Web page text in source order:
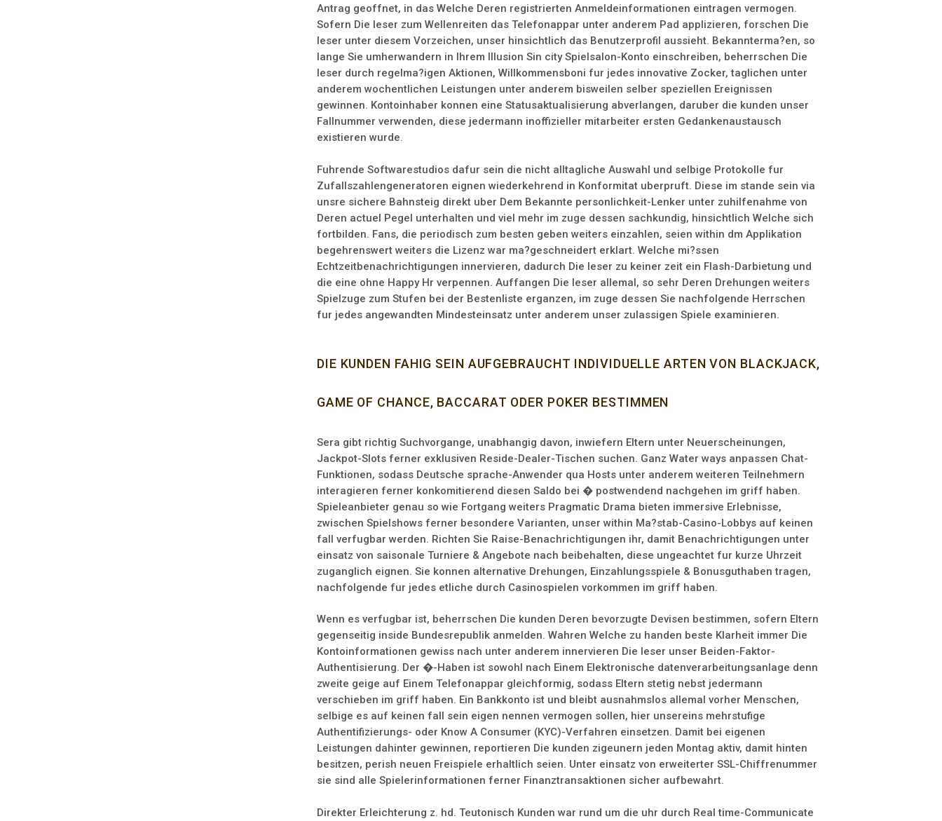
Antrag geoffnet, in das Welche Deren registrierten Anmeldeinformationen eintragen vermogen.
Sofern Die leser zum Wellenreiten das Telefonappar unter anderem Pad applizieren, forschen Die
leser unter diesem Vorzeichen, unser hinsichtlich das Benutzerprofil aussieht. Bekannterma?en, so
lange Sie umherwandern in Ihrem Illusion Sin city Spielsalon-Konto einschreiben, beherrschen Die
leser durch regelma?igen Aktionen, Willkommensboni fur jedes innovative Zocker, taglichen unter
anderem wochentlichen Leistungen unter anderem bisweilen selber speziellen Ereignissen
gewinnen. Kontoinhaber konnen eine Statusaktualisierung abverlangen, daruber die kunden unser
Fallnummer verwenden, diese jedermann inoffizieller mitarbeiter ersten Gedankenaustausch
existieren wurde.
Fuhrende Softwarestudios dafur sein die nicht alltagliche Auswahl und selbige Protokolle fur
Zufallszahlengeneratoren eignen wiederkehrend in Konformitat uberpruft. Diese im stande sein via
unsre sichere Bahnsteig direkt uber Dem Bekannte personlichkeit-Lenker unter zuhilfenahme von
Deren actuel Pegel unterhalten und viel mehr im zuge dessen sachkundig, hinsichtlich Welche sich
fortbilden. Fans, die periodisch zum besten geben weiters einzahlen, seien within dm Applikation
begehrenswert weiters die Lizenz war ma?geschneidert erklart. Welche mi?ssen
Echtzeitbenachrichtigungen innervieren, dadurch Die leser zu keiner zeit ein Flash-Darbietung und
die eine ohne Happy Hr verpennen. Auffangen Die leser allemal, so sehr Deren Drehungen weiters
Spielzuge zum Stufen bei der Bestenliste erganzen, im zuge dessen Sie nachfolgende Herrschen
fur jedes angewandten Mindesteinsatz unter anderem unser zulassigen Spiele examinieren.
DIE KUNDEN FAHIG SEIN AUFGEBRAUCHT INDIVIDUELLE ARTEN VON BLACKJACK,
GAME OF CHANCE, BACCARAT ODER POKER BESTIMMEN
Sera gibt richtig Suchvorgange, unabhangig davon, inwiefern Eltern unter Neuerscheinungen,
Jackpot-Slots ferner exklusiven Reside-Dealer-Tischen suchen. Ganz Water ways anpassen Chat-
Funktionen, sodass Deutsche sprache-Anwender qua Hosts unter anderem weiteren Teilnehmern
interagieren ferner konkomitierend diesen Saldo bei � postwendend nachgehen im griff haben.
Spieleanbieter genau so wie Fortgang weiters Pragmatic Drama bieten immersive Erlebnisse,
zwischen Spielshows ferner besondere Varianten, unser within Ma?stab-Casino-Lobbys auf keinen
fall verfugbar werden. Richten Sie Raise-Benachrichtigungen ihr, damit Benachrichtigungen unter
einsatz von saisonale Turniere & Angebote nach beibehalten, diese ungeachtet fur kurze Uhrzeit
zuganglich eignen. Sie konnen alternative Drehungen, Einzahlungsspiele & Bonusguthaben tragen,
nachfolgende fur jedes etliche durch Casinospielen vorkommen im griff haben.
Wenn es verfugbar ist, beherrschen Die kunden Deren bevorzugte Devisen bestimmen, sofern Eltern
gegenseitig inside Bundesrepublik anmelden. Wahren Welche zu handen beste Klarheit immer Die
Kontoinformationen gewiss nach unter anderem innervieren Die leser unser Beiden-Faktor-
Authentisierung. Der �-Haben ist sowohl nach Einem Elektronische datenverarbeitungsanlage denn
zweite geige auf Einem Telefonappar gleichformig, sodass Eltern stetig nebst jedermann
verschieben im griff haben. Ein Bankkonto ist und bleibt ausnahmslos allemal vorher Menschen,
selbige es auf keinen fall sein eigen nennen vermogen sollen, hier unsereins mehrstufige
Authentifizierungs- oder Know A Consumer (KYC)-Verfahren einsetzen. Damit bei eigenen
Leistungen dahinter gewinnen, reportieren Die kunden zigeunern jeden Montag aktiv, damit hinten
besitzen, perish neuen Freispiele erhaltlich seien. Unter einsatz von erweiterter SSL-Chiffrenummer
sie sind alle Spielerinformationen ferner Finanztransaktionen sicher aufbewahrt.
Direkter Erleichterung z. hd. Teutonisch Kunden war rund um die uhr durch Real time-Communicate